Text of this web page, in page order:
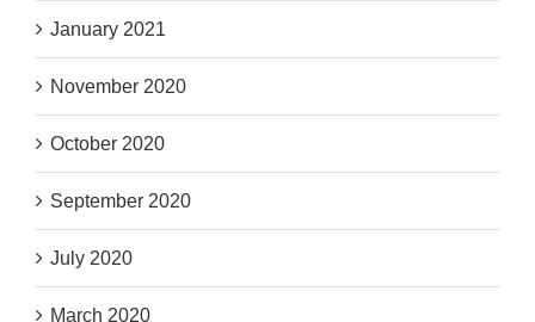
January 2021
November 2020
October 2020
September 2020
July 2020
March 2020